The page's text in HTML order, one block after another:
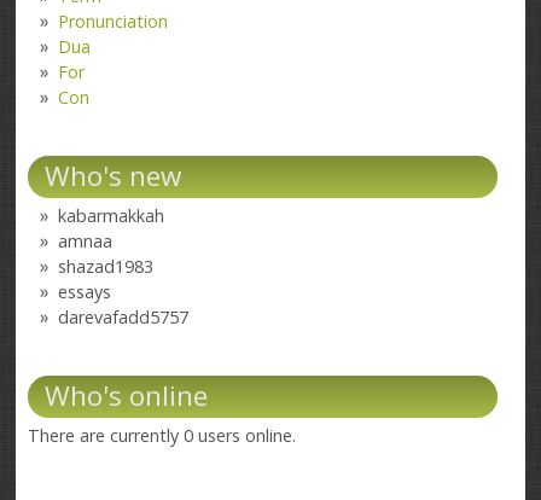
Pronunciation
Dua
For
Con
Who's new
kabarmakkah
amnaa
shazad1983
essays
darevafadd5757
Who's online
There are currently 0 users online.